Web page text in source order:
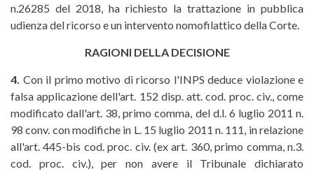
n.26285 del 2018, ha richiesto la trattazione in pubblica
udienza del ricorso e un intervento nomofilattico della Corte.
RAGIONI DELLA DECISIONE
4. Con il primo motivo di ricorso l'INPS deduce violazione e
falsa applicazione dell'art. 152 disp. att. cod. proc. civ., come
modificato dall'art. 38, primo comma, del d.l. 6 luglio 2011 n.
98 conv. con modifiche in L. 15 luglio 2011 n. 111, in relazione
all'art. 445-bis cod. proc. civ. (ex art. 360, primo comma, n.3.
cod. proc. civ.), per non avere il Tribunale dichiarato